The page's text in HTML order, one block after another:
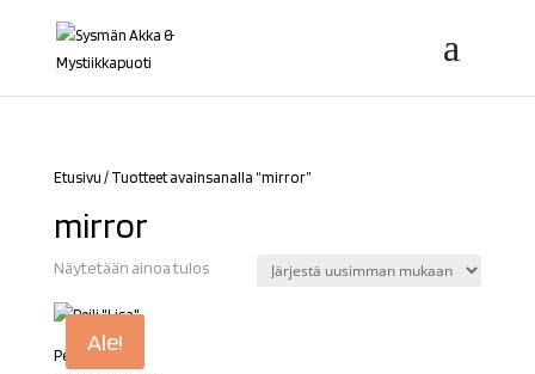
Etusivu / Tuotteet avainsanalla “mirror”
mirror
Näytetään ainoa tulos
Ale!
Peili ”Lisa”